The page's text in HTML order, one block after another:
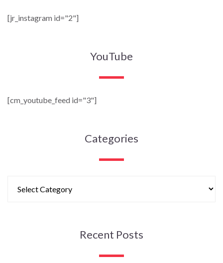
[jr_instagram id="2"]
YouTube
[cm_youtube_feed id="3"]
Categories
Recent Posts